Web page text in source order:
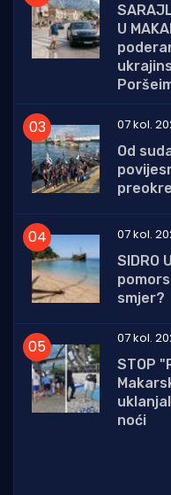
U
07 kol.
Od
07 kol.
SIDRO
smjer?
07 kol.
STOP
noći